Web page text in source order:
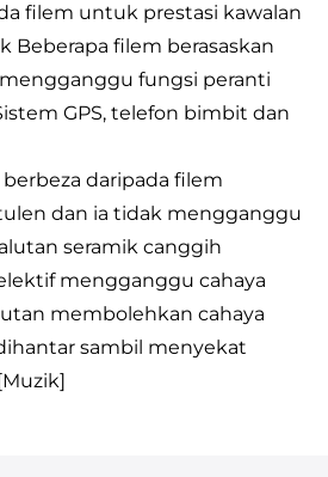
filem untuk prestasi kawalan
Beberapa filem berasaskan
fungsi peranti
GPS, telefon bimbit dan
berbeza daripada filem
dan ia tidak mengganggu
seramik canggih
mengganggu cahaya
membolehkan cahaya
sambil menyekat